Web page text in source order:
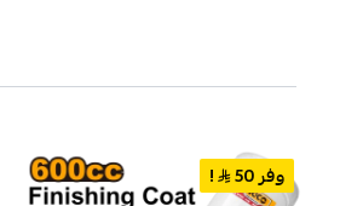
وفر 50 !